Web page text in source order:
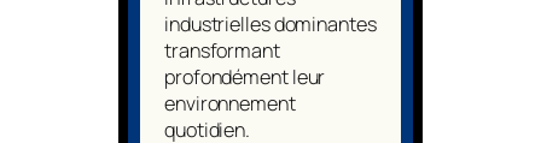
industrielles dominantes
transformant
profondément leur
environnement
quotidien.